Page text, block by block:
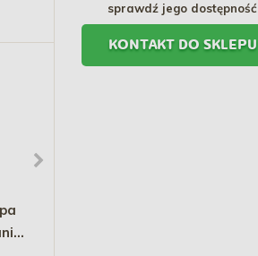
sprawdź jego dostępność
KONTAKT DO SKLEPU